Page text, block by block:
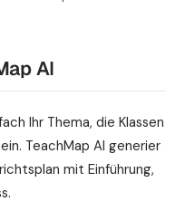
AI
Ihr Thema, die Klassen
TeachMap AI generier
mit Einführung,